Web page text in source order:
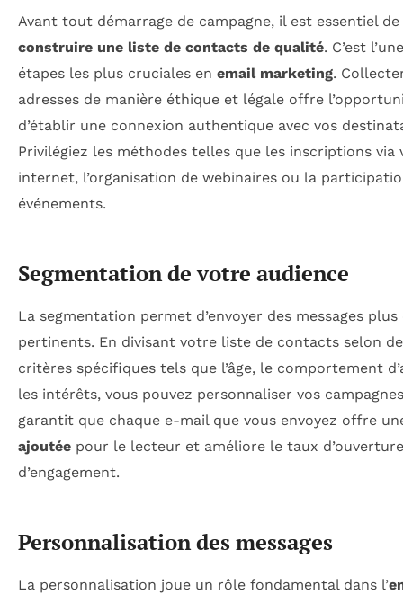
Avant tout démarrage de campagne, il est essentiel de
construire une liste de contacts de qualité. C’est
étapes les plus cruciales en email marketing.
adresses de manière éthique et légale offre
d’établir une connexion authentique avec vos
Privilégiez les méthodes telles que les inscriptions via
internet, l’organisation de webinaires ou la
événements.
Segmentation de votre audience
La segmentation permet d’envoyer des messages
pertinents. En divisant votre liste de contacts selon
critères spécifiques tels que l’âge, le comportement
les intérêts, vous pouvez personnaliser vos
garantit que chaque e-mail que vous envoyez offre
ajoutée pour le lecteur et améliore le taux
d’engagement.
Personnalisation des messages
La personnalisation joue un rôle fondamental dans l’